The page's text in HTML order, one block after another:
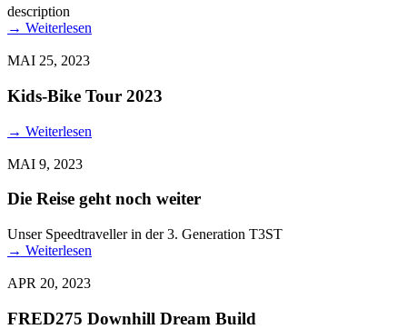
description
→ Weiterlesen
MAI 25, 2023
Kids-Bike Tour 2023
→ Weiterlesen
MAI 9, 2023
Die Reise geht noch weiter
Unser Speedtraveller in der 3. Generation T3ST
→ Weiterlesen
APR 20, 2023
FRED275 Downhill Dream Build